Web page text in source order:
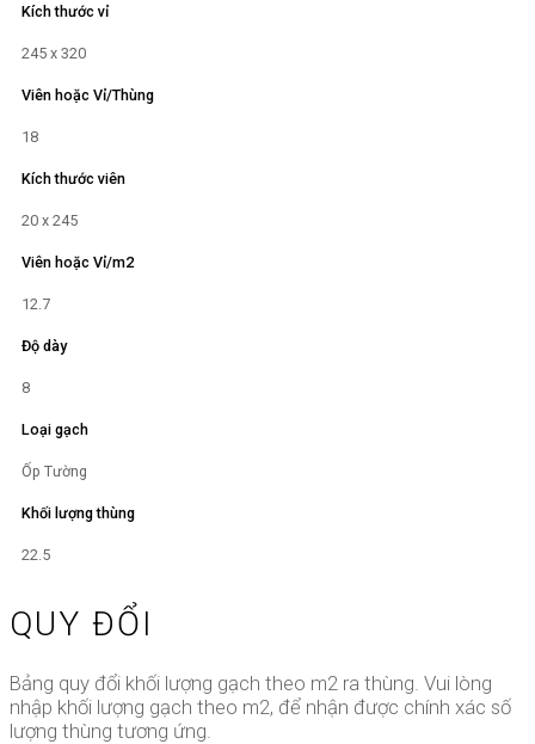
Kích thước vỉ
245 x 320
Viên hoặc Vỉ/Thùng
18
Kích thước viên
20 x 245
Viên hoặc Vỉ/m2
12.7
Độ dày
8
Loại gạch
Ốp Tường
Khối lượng thùng
22.5
QUY ĐỔI
Bảng quy đổi khối lượng gạch theo m2 ra thùng. Vui lòng
nhập khối lượng gạch theo m2, để nhận được chính xác số
lượng thùng tương ứng.